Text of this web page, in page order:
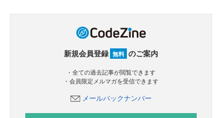
新規会員登録 無料 のご案内
・全ての過去記事が閲覧できます
・会員限定メルマガを受信できます
メールバックナンバー